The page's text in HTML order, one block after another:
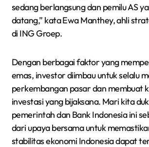
sedang berlangsung dan pemilu AS
datang,” kata Ewa Manthey, ahli
di ING Groep.
Dengan berbagai faktor yang
emas, investor diimbau untuk selalu
perkembangan pasar dan membuat
investasi yang bijaksana. Mari kita
pemerintah dan Bank Indonesia ini
dari upaya bersama untuk
stabilitas ekonomi Indonesia dapat